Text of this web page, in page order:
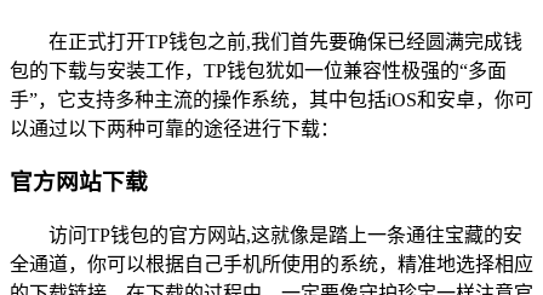
在正式打开TP钱包之前,我们首先要确保已经圆满完成钱
包的下载与安装工作，TP钱包犹如一位兼容性极强的“多面
手”，它支持多种主流的操作系统，其中包括iOS和安卓，你可
以通过以下两种可靠的途径进行下载：
官方网站下载
访问TP钱包的官方网站,这就像是踏上一条通往宝藏的安
全通道，你可以根据自己手机所使用的系统，精准地选择相应